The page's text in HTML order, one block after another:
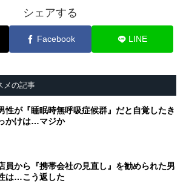
シェアする
Facebook LINE
メの記事
性が『睡眠時無呼吸症候群』だと自覚したき
かけは…マジか
員から『携帯会社の見直し』を勧められた男
は…こう返した